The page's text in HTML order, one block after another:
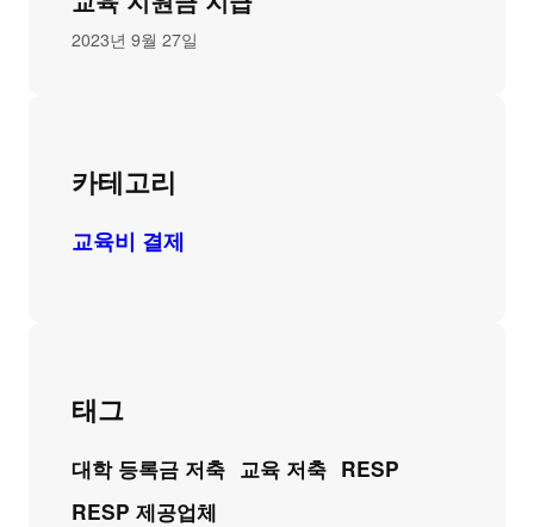
2023년 9월 27일
카테고리
교육비 결제
태그
대학 등록금 저축 교육 저축 RESP
RESP 제공업체